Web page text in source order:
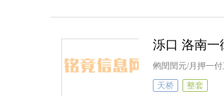
泺口 洛南一
鸺閏閏元/月押一
天桥
整套